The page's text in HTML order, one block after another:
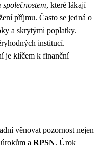
společnostem, které lákají
příjmu. Často se jedná o
a skrytými poplatky.
institucí.
je klíčem k finanční
věnovat pozornost nejen
a RPSN. Úrok